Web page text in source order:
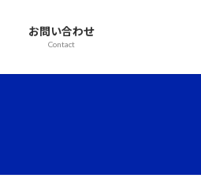
お問い合わせ
Contact